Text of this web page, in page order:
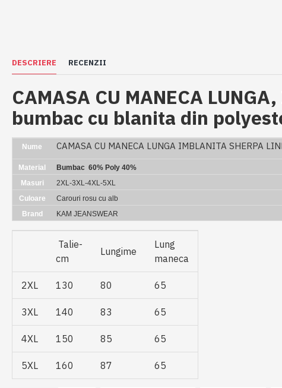
DESCRIERE RECENZII
CAMASA CU MANECA
bumbac cu blanita din
Nume CAMASA CU MANECA LUNGA IMBLANITA SHERPA
Material
Bumbac 60% Poly 40%
Masuri
2XL-3XL-4XL-5XL
Culoare
Carouri rosu cu alb
Brand
KAM JEANSWEAR
Talie-
cm
Lungime
Lung
maneca
2XL 130 80 65
3XL 140 83 65
4XL 150 85 65
5XL 160 87 65